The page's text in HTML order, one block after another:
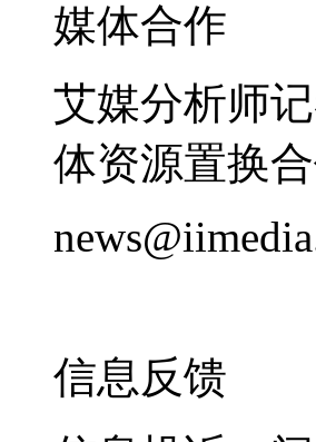
媒体合作
艾媒分析师
体资源置换合
信息反馈